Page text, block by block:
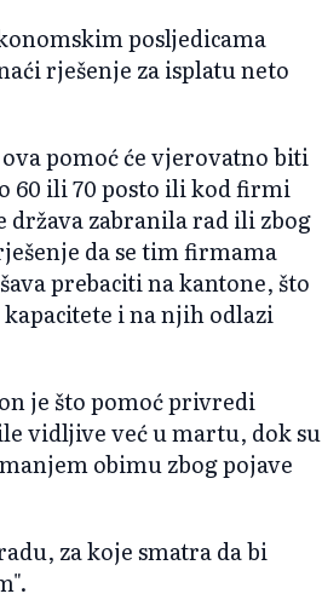
posljedicama
rješenje za isplatu neto
pomoć će vjerovatno biti
60 ili 70 posto ili kod firmi
zabranila rad ili zbog
da se tim firmama
prebaciti na kantone, što
i na njih odlazi
je što pomoć privredi
vidljive već u martu, dok su
obimu zbog pojave
za koje smatra da bi